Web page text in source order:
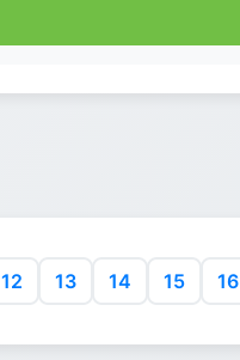
12 13 14 15 16